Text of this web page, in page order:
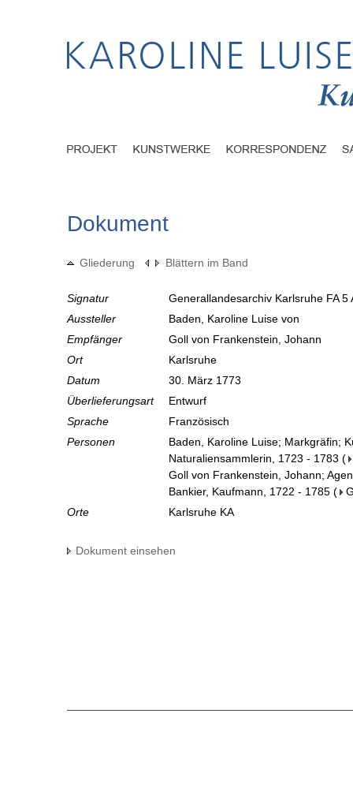
Dokument
Gliederung Blättern im Band
Signatur
Generallandesarchiv Karlsruhe FA
Aussteller
Baden, Karoline Luise von
Empfänger
Goll von Frankenstein, Johann
Ort
Karlsruhe
Datum
30. März 1773
Überlieferungsart
Entwurf
Sprache
Französisch
Personen
Baden, Karoline Luise; Markgräfin;
Naturaliensammlerin, 1723 - 1783 (
Goll von Frankenstein, Johann;
Bankier, Kaufmann, 1722 - 1785 (
Orte
Karlsruhe KA
Dokument einsehen